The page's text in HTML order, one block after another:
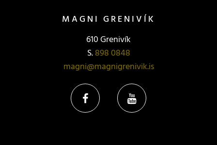
MAGNI GRENIVÍK
610 Grenivík
S.898 0848
magni@magnigrenivik.is